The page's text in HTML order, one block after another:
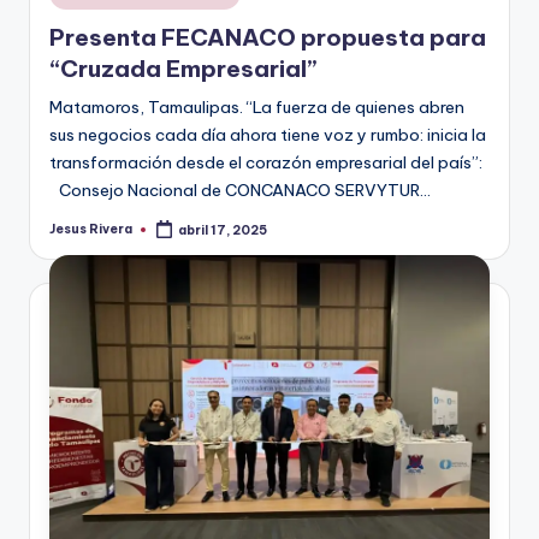
en
Presenta FECANACO propuesta para
“Cruzada Empresarial”
Matamoros, Tamaulipas. “La fuerza de quienes abren
sus negocios cada día ahora tiene voz y rumbo: inicia la
transformación desde el corazón empresarial del país”:
Consejo Nacional de CONCANACO SERVYTUR…
Publicado
Jesus Rivera abril 17, 2025